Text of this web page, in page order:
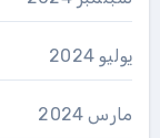
يوليو 2024
مارس 2024